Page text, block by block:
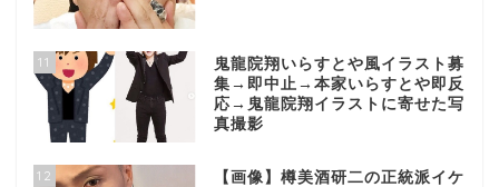
11
鬼龍院翔いらすとや風イラスト募
集→即中止→本家いらすとや即反
応→鬼龍院翔イラストに寄せた写
真撮影
12
【画像】樽美酒研二の正統派イケ